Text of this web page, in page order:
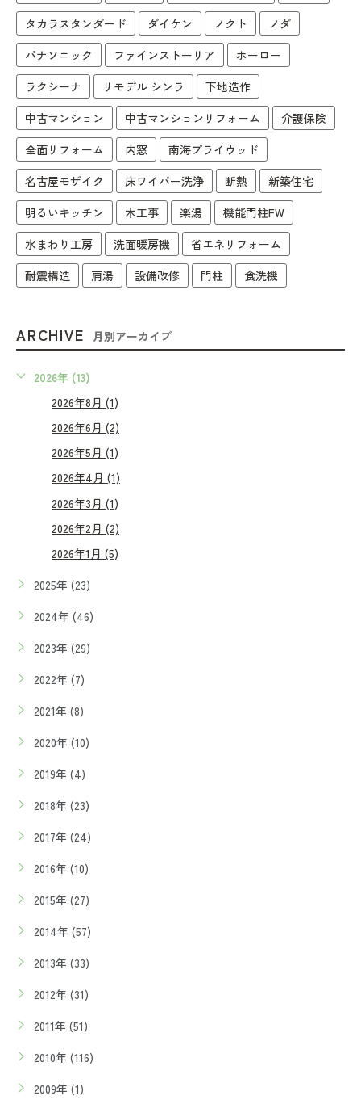
タカラスタンダード
ダイケン ノクト
ノダ
パナソニック
ファインストーリア
ホーロー
ラクシーナ
リモデル シンラ
下地造作
中古マンション
中古マンションリフォーム
介護保険
全面リフォーム
内窓
南海プライウッド
名古屋モザイク
床ワイパー洗浄 断熱
新築住宅
明るいキッチン
木工事 楽湯
機能門柱FW
水まわり工房
洗面暖房機
省エネリフォーム
耐震構造
肩湯 設備改修 門柱 食洗機
ARCHIVE 月別アーカイブ
2026年 (13)
2026年8月 (1)
2026年6月 (2)
2026年5月 (1)
2026年4月 (1)
2026年3月 (1)
2026年2月 (2)
2026年1月 (5)
2025年 (23)
2024年 (46)
2023年 (29)
2022年 (7)
2021年 (8)
2020年 (10)
2019年 (4)
2018年 (23)
2017年 (24)
2016年 (10)
2015年 (27)
2014年 (57)
2013年 (33)
2012年 (31)
2011年 (51)
2010年 (116)
2009年 (1)